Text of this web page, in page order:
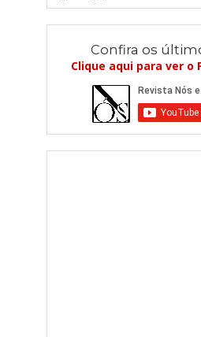
Confira os
Clique aqui para ver o